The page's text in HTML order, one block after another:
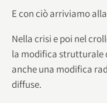
E con ciò arriviamo
Nella crisi e poi nel
la modifica strutturale
anche una modifica
diffuse.